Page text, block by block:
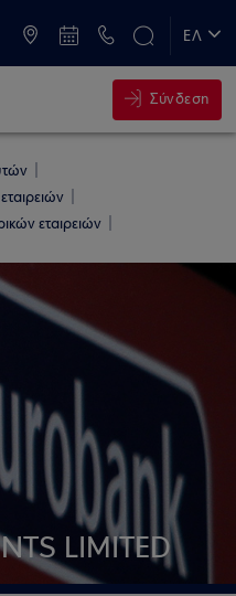
ΕΛ
Σύνδεση
εταιρειών
LIMITED